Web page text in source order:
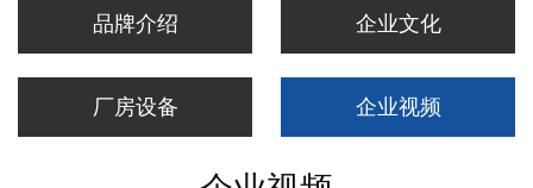
品牌介绍 企业文化
厂房设备 企业视频